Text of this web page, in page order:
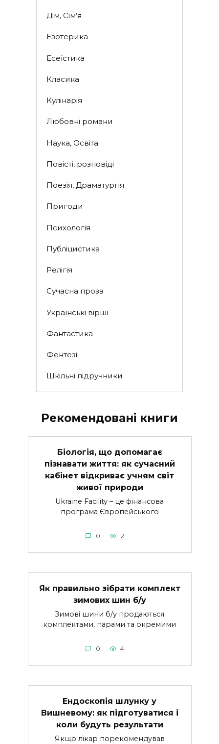
Дім, Сім’я
Езотерика
Есеїстика
Класика
Кулінарія
Любовні романи
Наука, Освіта
Повісті, розповіді
Поезія, Драматургія
Пригоди
Психологія
Публіцистика
Релігія
Сучасна проза
Українські вірші
Фантастика
Фентезі
Шкільні підручники
Рекомендовані книги
Біологія, що допомагає
пізнавати життя: як сучасний
кабінет відкриває учням світ
живої природи
Ukraine Facility – це фінансова
програма Європейського
0 2
Як правильно зібрати комплект
зимових шин б/у
Зимові шини б/у продаються
комплектами, парами та окремими
0 4
Ендоскопія шлунку у
Вишневому: як підготуватися і
коли будуть результати
Якщо лікар порекомендував